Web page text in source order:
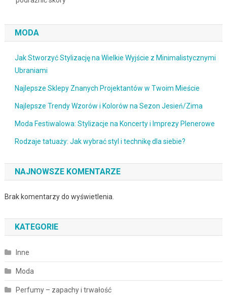
MODA
Jak Stworzyć Stylizację na Wielkie Wyjście z Minimalistycznymi
Ubraniami
Najlepsze Sklepy Znanych Projektantów w Twoim Mieście
Najlepsze Trendy Wzorów i Kolorów na Sezon Jesień/Zima
Moda Festiwalowa: Stylizacje na Koncerty i Imprezy Plenerowe
Rodzaje tatuaży: Jak wybrać styl i technikę dla siebie?
NAJNOWSZE KOMENTARZE
Brak komentarzy do wyświetlenia.
KATEGORIE
Inne
Moda
Perfumy – zapachy i trwałość